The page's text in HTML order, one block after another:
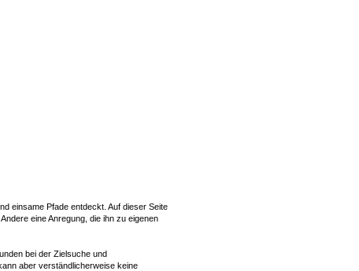
einsame Pfade entdeckt. Auf dieser Seite
eine Anregung, die ihn zu eigenen
bei der Zielsuche und
aber verständlicherweise keine